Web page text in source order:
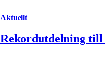
Aktuellt
Rekordutdelning till